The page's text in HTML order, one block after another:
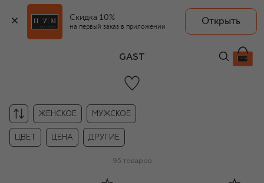
Скидка 10%
на первый заказ в приложении
Открыть
GAST
ЖЕНСКОЕ МУЖСКОЕ
ЦВЕТ ЦЕНА ДРУГИЕ
95 товаров